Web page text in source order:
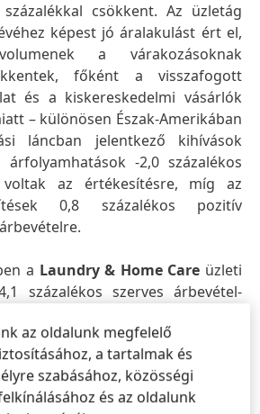
csökkent. Az üzletág
képest jó áralakulást ért el,
a várakozásoknak
főként a visszafogott
és a kiskereskedelmi vásárlók
– különösen Észak-Amerikában
láncban jelentkező kihívások
-2,0 százalékos
voltak az értékesítésre, míg az
0,8 százalékos pozitív
a Laundry & Home Care üzleti
százalékos szerves árbevétel-
ért el, amelyet elsősorban a
visszaesése okozott, míg a
nagyon erős növekedést
a Home Care üzleti terület jó
az oldalunk megfelelő
a tartalmak és
szabásához, közösségi
és az oldalunk